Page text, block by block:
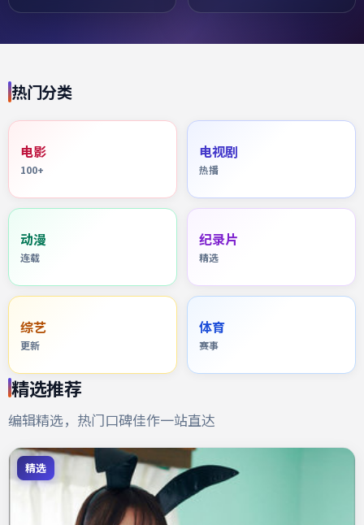
热门分类
电影
100+
电视剧
热播
动漫
连载
纪录片
精选
综艺
更新
体育
赛事
精选推荐
编辑精选，热门口碑佳作一站直达
精选